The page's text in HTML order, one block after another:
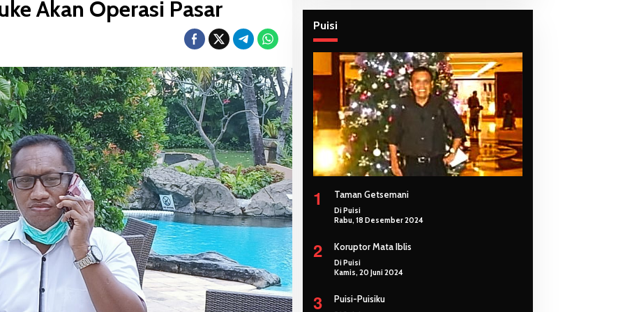
Akan Operasi Pasar
Puisi
1 Taman Getsemani
Di Puisi
Rabu, 18 Desember 2024
2 Koruptor Mata Iblis
Di Puisi
Kamis, 20 Juni 2024
3 Puisi-Puisiku